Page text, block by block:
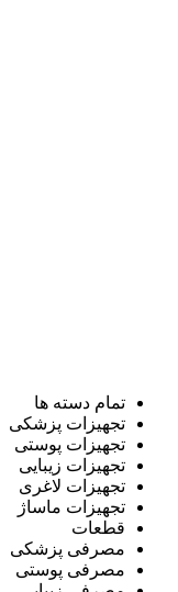
تمام دسته ها
تجهیزات پزشکی
تجهیزات پوستی
تجهیزات زیبایی
تجهیزات لاغری
تجهیزات ماساژ
قطعات
مصرفی پزشکی
مصرفی پوستی